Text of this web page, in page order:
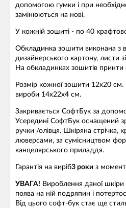
допомогою гумки і при
замінюються на нові.
У кожній зошиті - по 40
Обкладинка зошити виконана з
дизайнерського картону, листи
На обкладинках зошитів принти
Розмір кожної зошити 12х20 см.
вироби 14х22х4 см.
Закривається СофтБук за
Усередині СофтБук оснащений
ручки /олівця. Шкіряна стрічка,
люверсами, за сумісництвом
канцелярського приладдя.
Гарантія на виріб3 роки з
УВАГА! Вироблення даної
поява на ній подряпин і
Від цього софт-бук стає ще